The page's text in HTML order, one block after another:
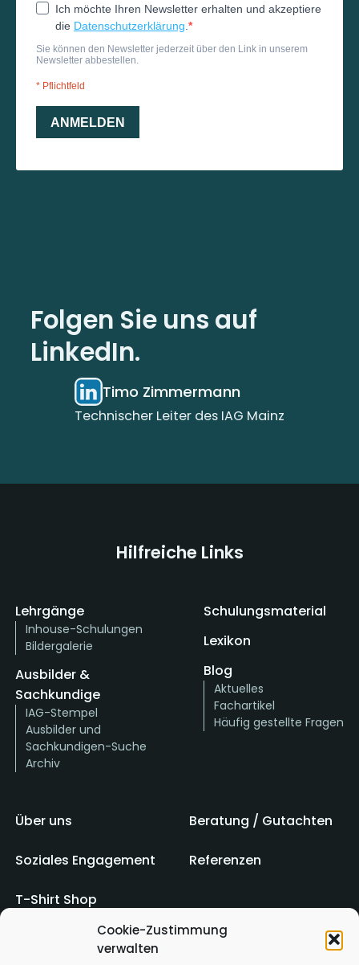
Cookie-Zustimmung
verwalten
Folgen Sie uns auf
LinkedIn.
Timo Zimmermann
Technischer Leiter des IAG Mainz
Hilfreiche Links
Lehrgänge
Inhouse-Schulungen
Bildergalerie
Ausbilder &
Sachkundige
IAG-Stempel
Ausbilder und
Sachkundigen-Suche
Archiv
Schulungsmaterial
Lexikon
Blog
Aktuelles
Fachartikel
Häufig gestellte Fragen
Über uns Beratung / Gutachten
Soziales Engagement Referenzen
T-Shirt Shop